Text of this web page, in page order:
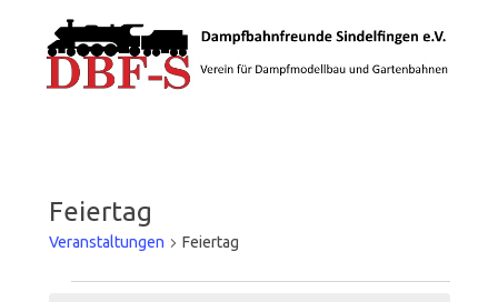
Feiertag
Veranstaltungen Feiertag